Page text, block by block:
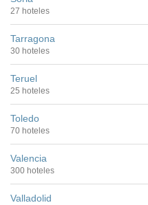
27 hoteles
Tarragona
30 hoteles
Teruel
25 hoteles
Toledo
70 hoteles
Valencia
300 hoteles
Valladolid